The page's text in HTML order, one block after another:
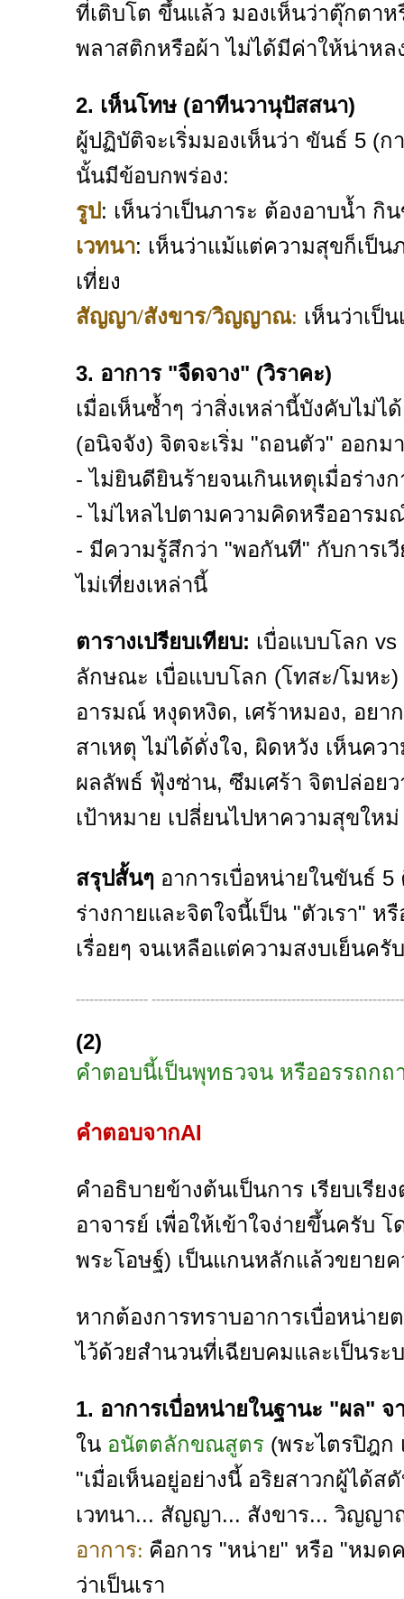
ที่เติบโต ขึ้นแล้ว มองเห็นว่าตุ๊กตาห
พลาสติกหรือผ้า ไม่ได้มีค่าให้น่าหล
2. เห็นโทษ (อาทีนวานุปัสสนา)
ผู้ปฏิบัติจะเริ่มมองเห็นว่า ขันธ์ 5 (
นั้นมีข้อบกพร่อง:
รูป: เห็นว่าเป็นภาระ ต้องอาบน้ำ กิ
เวทนา: เห็นว่าแม้แต่ความสุขก็เป็น
เที่ยง
สัญญา/สังขาร/วิญญาณ: เห็นว่าเป็
3. อาการ "จืดจาง" (วิราคะ)
เมื่อเห็นซ้ำๆ ว่าสิ่งเหล่านี้บังคับไม่
(อนิจจัง) จิตจะเริ่ม "ถอนตัว" ออกม
- ไม่ยินดียินร้ายจนเกินเหตุเมื่อร่างก
- ไม่ไหลไปตามความคิดหรืออารม
- มีความรู้สึกว่า "พอกันที" กับการเ
ไม่เที่ยงเหล่านี้
ตารางเปรียบเทียบ: เบื่อแบบโลก
ลักษณะ เบื่อแบบโลก (โทสะ/โมห
อารมณ์ หงุดหงิด, เศร้าหมอง, อยา
สาเหตุ ไม่ได้ดั่งใจ, ผิดหวัง เห็นคว
ผลลัพธ์ ฟุ้งซ่าน, ซึมเศร้า จิตปล่อย
เป้าหมาย เปลี่ยนไปหาความสุขให
สรุปสั้นๆ อาการเบื่อหน่ายในขันธ์
ร่างกายและจิตใจนี้เป็น "ตัวเรา" ห
เรื่อยๆ จนเหลือแต่ความสงบเย็นครับ
----------------
(2)
คำตอบนี้เป็นพุทธวจน หรืออรรถกถ
คำตอบจากAI
คำอธิบายข้างต้นเป็นการ เรียบเรี
อาจารย์ เพื่อให้เข้าใจง่ายขึ้นครับ
พระโอษฐ์) เป็นแกนหลักแล้วขยาย
หากต้องการทราบอาการเบื่อหน่า
ไว้ด้วยสำนวนที่เฉียบคมและเป็นระ
1. อาการเบื่อหน่ายในฐานะ "ผล" จ
ใน อนัตตลักขณสูตร (พระไตรปิฎก
"เมื่อเห็นอยู่อย่างนี้ อริยสาวกผู้ได้
เวทนา... สัญญา... สังขาร... วิญญ
อาการ: คือการ "หน่าย" หรือ "หมด
ว่าเป็นเรา